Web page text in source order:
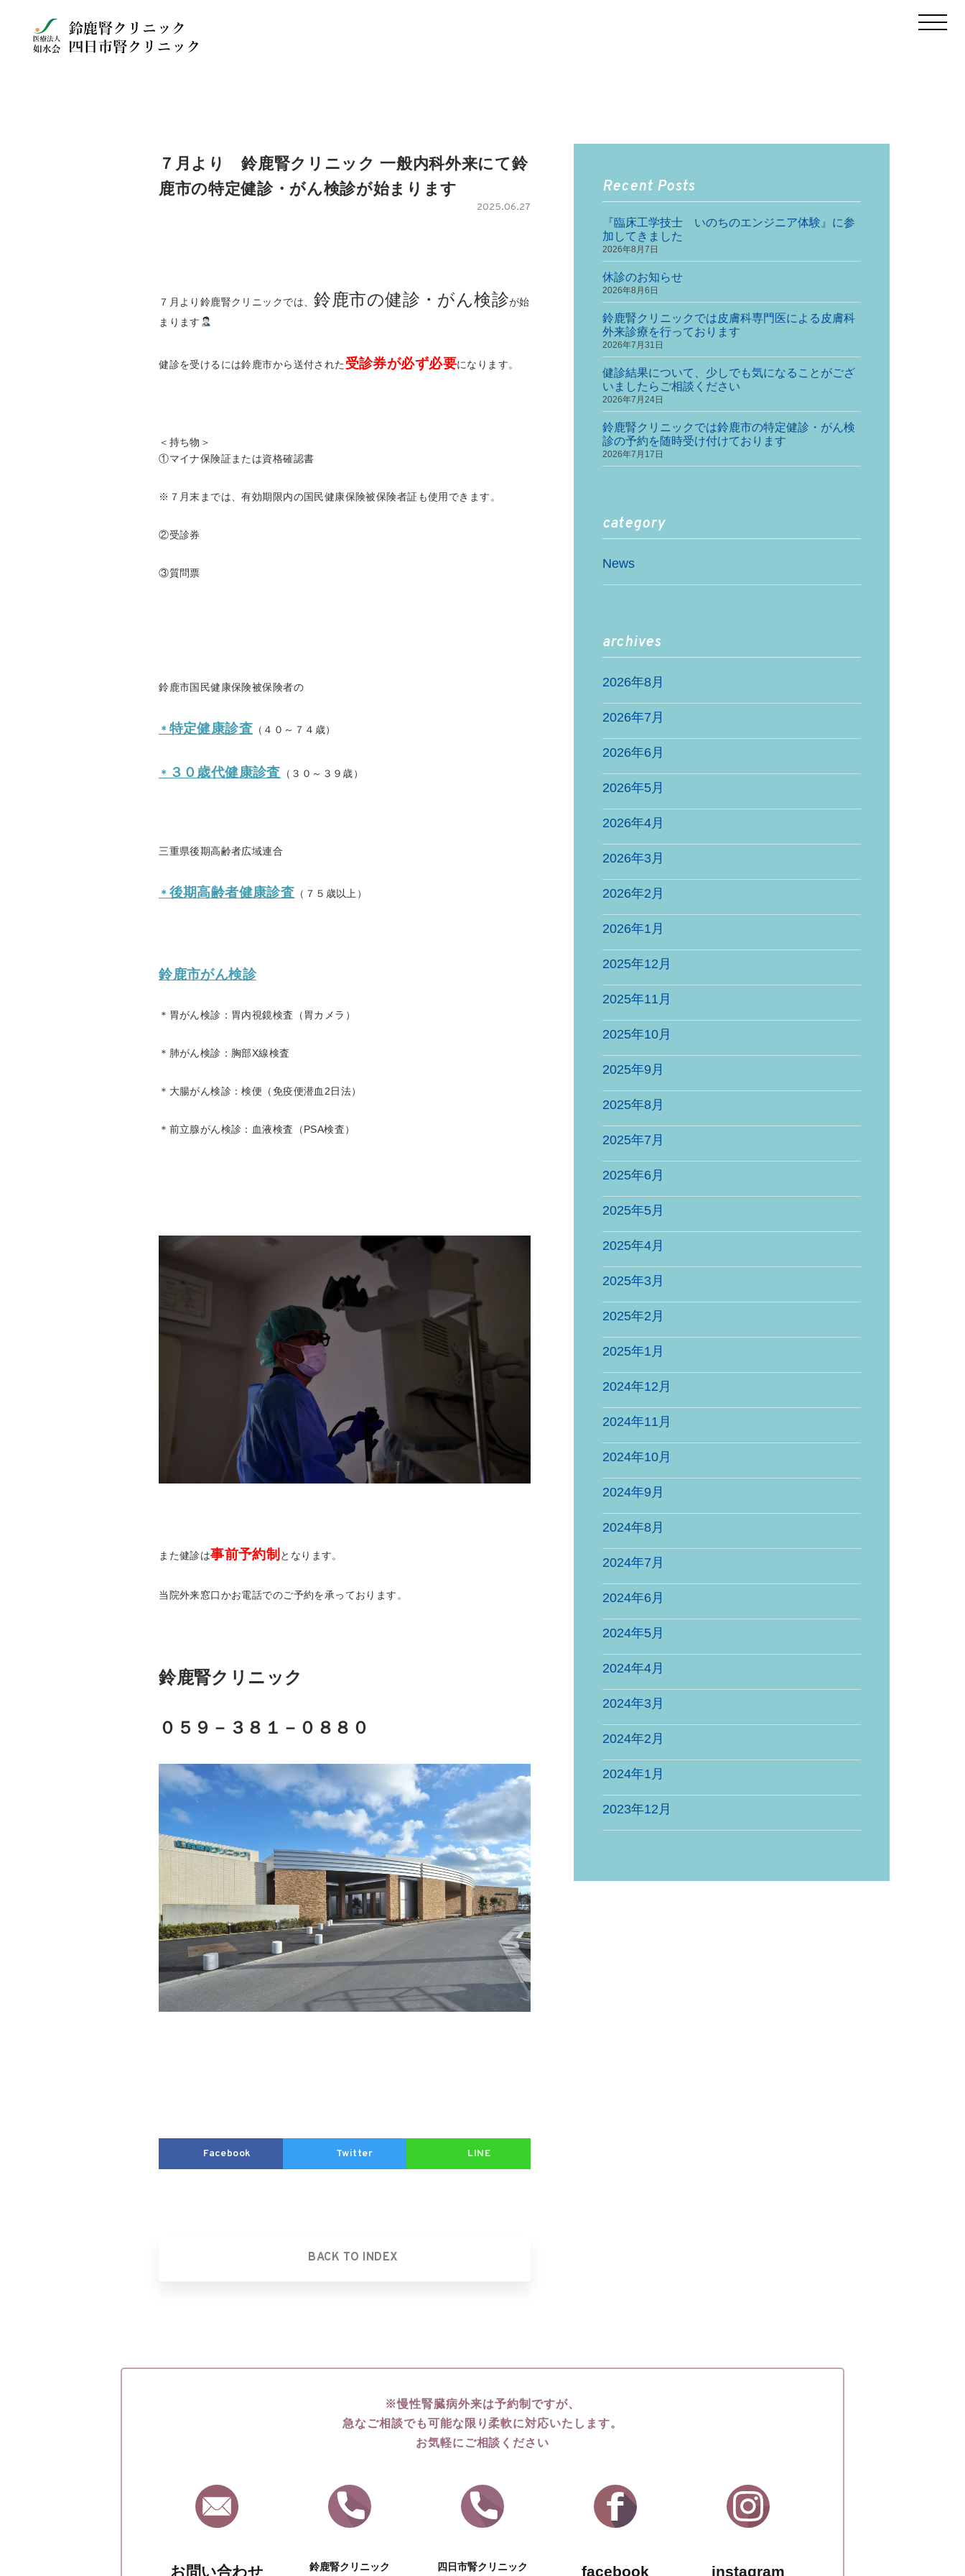
７月より 鈴鹿腎クリニック 一般内科外来にて鈴
鹿市の特定健診・がん検診が始まります
2025.06.27
７月より鈴鹿腎クリニックでは、鈴鹿市の健診・がん検診が始
まります
健診を受けるには鈴鹿市から送付された 受診券が必ず必要になります。
＜持ち物＞
①マイナ保険証または資格確認書
※７月末までは、有効期限内の国民健康保険被保険者証も使用できます。
②受診券
③質問票
鈴鹿市国民健康保険被保険者の
＊ 特定健康診査 （４０～７４歳）
＊ ３０歳代健康診査 （３０～３９歳）
三重県後期高齢者広域連合
＊ 後期高齢者健康診査 （７５歳以上）
鈴鹿市がん検診
＊胃がん検診：胃内視鏡検査（胃カメラ）
＊肺がん検診：胸部X線検査
＊大腸がん検診：検便（免疫便潜血2日法）
＊前立腺がん検診：血液検査（PSA検査）
また健診は事前予約制 となります。
当院外来窓口かお電話でのご予約を承っております。
鈴鹿腎クリニック
０５９－３８１－０８８０
Facebook Twitter LINE
BACK TO INDEX
Recent Posts
『臨床工学技士 いのちのエンジニア体験』に参
加してきました
2026年8月7日
休診のお知らせ
2026年8月6日
鈴鹿腎クリニックでは皮膚科専門医による皮膚科
外来診療を行っております
2026年7月31日
健診結果について、少しでも気になることがござ
いましたらご相談ください
2026年7月24日
鈴鹿腎クリニックでは鈴鹿市の特定健診・がん検
診の予約を随時受け付けております
2026年7月17日
category
News
archives
2026年8月
2026年7月
2026年6月
2026年5月
2026年4月
2026年3月
2026年2月
2026年1月
2025年12月
2025年11月
2025年10月
2025年9月
2025年8月
2025年7月
2025年6月
2025年5月
2025年4月
2025年3月
2025年2月
2025年1月
2024年12月
2024年11月
2024年10月
2024年9月
2024年8月
2024年7月
2024年6月
2024年5月
2024年4月
2024年3月
2024年2月
2024年1月
2023年12月
※慢性腎臓病外来は予約制ですが、
急なご相談でも可能な限り柔軟に対応いたします。
お気軽にご相談ください
お問い合わせ 鈴鹿腎クリニック 四日市腎クリニック facebook instagram